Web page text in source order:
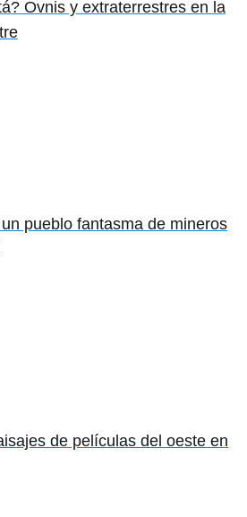
Ovnis y extraterrestres en la
pueblo fantasma de mineros
de películas del oeste en